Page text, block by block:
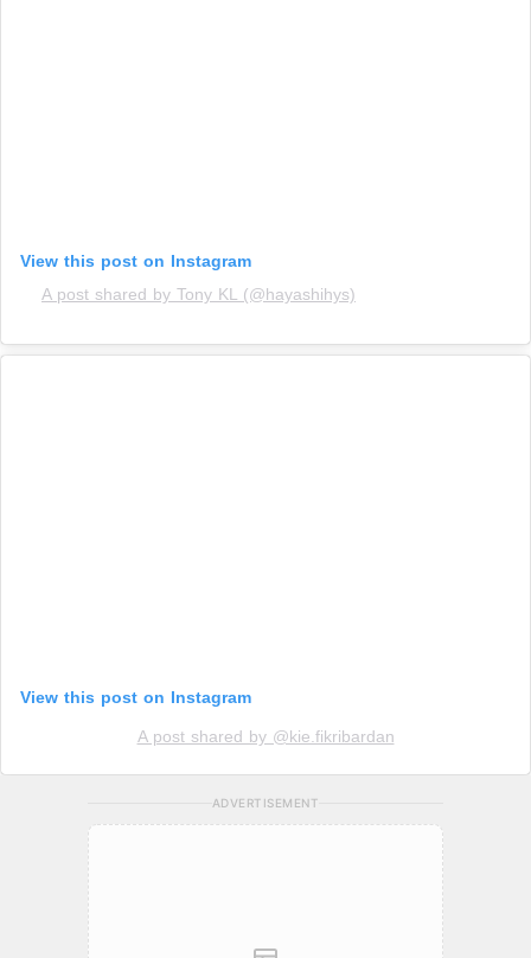
View this post on Instagram
A post shared by Tony KL (@hayashihys)
View this post on Instagram
A post shared by @kie.fikribardan
ADVERTISEMENT